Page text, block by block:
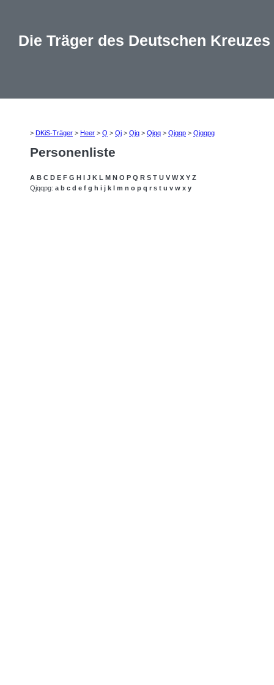
Die Träger des Deutschen Kreuzes
> DKiS-Träger > Heer > Q > Qj > Qjq > Qjqq > Qjqqp > Qjqqpg
Personenliste
A B C D E F G H I J K L M N O P Q R S T U V W X Y Z
Qjqqpg: a b c d e f g h i j k l m n o p q r s t u v w x y